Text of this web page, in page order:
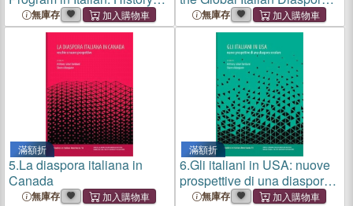
and Analysis
無庫存
How to Strategically Manage
a Valuable Asset for the
Country-System
無庫存
滿額折
5.La diaspora italiana in
Canada
無庫存
滿額折
6.Gli italiani in USA: nuove
prospettive di una diaspora
secolare
無庫存